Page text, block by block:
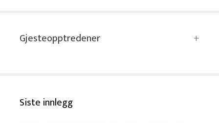
Gjesteopptredener
Siste innlegg